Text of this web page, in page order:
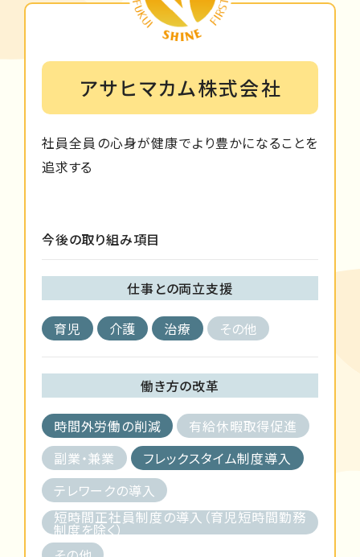
アサヒマカム株式会社
社員全員の心身が健康でより豊かになることを
追求する
今後の取り組み項目
仕事との両立支援
育児 介護 治療 その他
働き方の改革
時間外労働の削減
有給休暇取得促進
副業・兼業
フレックスタイム制度導入
テレワークの導入
短時間正社員制度の導入（育児短時間勤務
制度を除く）